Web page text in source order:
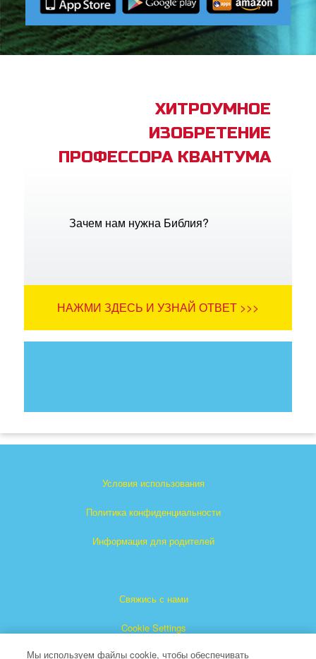
Bible App
ХИТРОУМНОЕ
ИЗОБРЕТЕНИЕ
ПРОФЕССОРА КВАНТУМА
Зачем нам нужна Библия?
НАЖМИ ЗДЕСЬ И УЗНАЙ ОТВЕТ >>>
Условия использования
Политика конфиденциальности
Информация для родителей
Свяжись с нами
Cookie Settings
Мы используем файлы cookie, чтобы обеспечивать